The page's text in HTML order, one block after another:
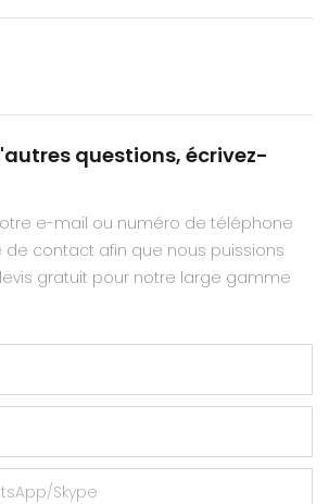
questions, écrivez-
e-mail ou numéro de téléphone
de contact afin que nous puissions
gratuit pour notre large gamme
Skype